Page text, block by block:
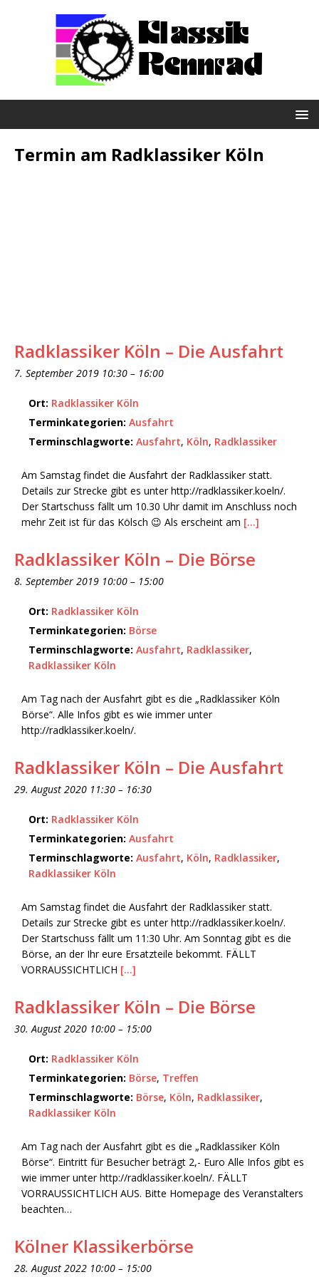
Termin am Radklassiker Köln
Radklassiker Köln – Die Ausfahrt
7. September 2019 10:30 – 16:00
Ort: Radklassiker Köln
Terminkategorien: Ausfahrt
Terminschlagworte: Ausfahrt, Köln, Radklassiker
Am Samstag findet die Ausfahrt der Radklassiker statt.
Details zur Strecke gibt es unter http://radklassiker.koeln/.
Der Startschuss fällt um 10.30 Uhr damit im Anschluss noch
mehr Zeit ist für das Kölsch 😉 Als erscheint am […]
Radklassiker Köln – Die Börse
8. September 2019 10:00 – 15:00
Ort: Radklassiker Köln
Terminkategorien: Börse
Terminschlagworte: Ausfahrt, Radklassiker,
Radklassiker Köln
Am Tag nach der Ausfahrt gibt es die „Radklassiker Köln
Börse“. Alle Infos gibt es wie immer unter
http://radklassiker.koeln/.
Radklassiker Köln – Die Ausfahrt
29. August 2020 11:30 – 16:30
Ort: Radklassiker Köln
Terminkategorien: Ausfahrt
Terminschlagworte: Ausfahrt, Köln, Radklassiker,
Radklassiker Köln
Am Samstag findet die Ausfahrt der Radklassiker statt.
Details zur Strecke gibt es unter http://radklassiker.koeln/.
Der Startschuss fällt um 11:30 Uhr. Am Sonntag gibt es die
Börse, an der Ihr eure Ersatzteile bekommt. FÄLLT
VORRAUSSICHTLICH […]
Radklassiker Köln – Die Börse
30. August 2020 10:00 – 15:00
Ort: Radklassiker Köln
Terminkategorien: Börse, Treffen
Terminschlagworte: Börse, Köln, Radklassiker,
Radklassiker Köln
Am Tag nach der Ausfahrt gibt es die „Radklassiker Köln
Börse“. Eintritt für Besucher beträgt 2,- Euro Alle Infos gibt es
wie immer unter http://radklassiker.koeln/. FÄLLT
VORRAUSSICHTLICH AUS. Bitte Homepage des Veranstalters
beachten…
Kölner Klassikerbörse
28. August 2022 10:00 – 15:00